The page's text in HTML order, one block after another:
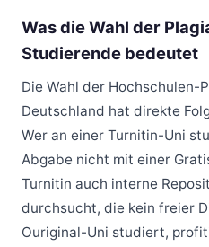
Was die Wahl der
Studierende bedeutet
Die Wahl der Hochschulen-
Deutschland hat direkte
Wer an einer Turnitin-Uni
Abgabe nicht mit einer
Turnitin auch interne
durchsucht, die kein freier
Ouriginal-Uni studiert,